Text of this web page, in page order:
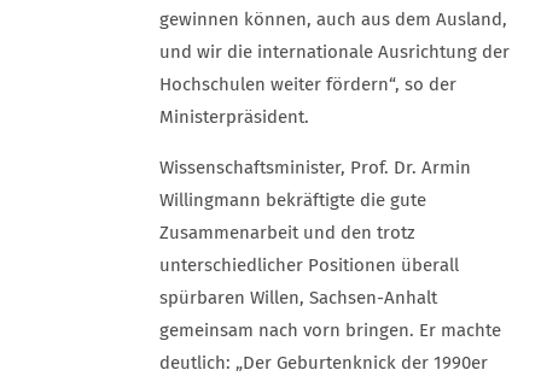
gewinnen können, auch aus dem Ausland,
und wir die internationale Ausrichtung der
Hochschulen weiter fördern“, so der
Ministerpräsident.
Wissenschaftsminister, Prof. Dr. Armin
Willingmann bekräftigte die gute
Zusammenarbeit und den trotz
unterschiedlicher Positionen überall
spürbaren Willen, Sachsen-Anhalt
gemeinsam nach vorn bringen. Er machte
deutlich: „Der Geburtenknick der 1990er